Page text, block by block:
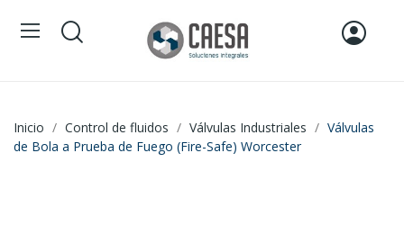
Inicio Control de fluidos Válvulas Industriales
Válvulas
de Bola a Prueba de Fuego (Fire-Safe) Worcester